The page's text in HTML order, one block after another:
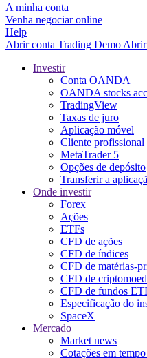
A minha conta
Venha negociar online
Help
Abrir conta Trading Demo Abrir
Investir
Conta OANDA
OANDA stocks
TradingView
Taxas de juro
Aplicação móvel
Cliente profissional
MetaTrader 5
Opções de depósito
Transferir a
Onde investir
Forex
Ações
ETFs
CFD de ações
CFD de índices
CFD de matérias-
CFD de
CFD de fundos
Especificação do
SpaceX
Mercado
Market news
Cotações em